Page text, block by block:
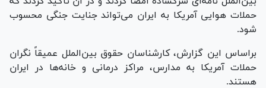
حملات هوایی آمریکا به ایران می‌تواند جنایت جنگی محسوب
شود.
براساس این گزارش، کارشناسان حقوق بین‌الملل عمیقاً نگران
حملات آمریکا به مدارس، مراکز درمانی و خانه‌ها در ایران
هستند.